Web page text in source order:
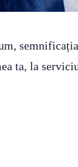
semnificația
la serviciu